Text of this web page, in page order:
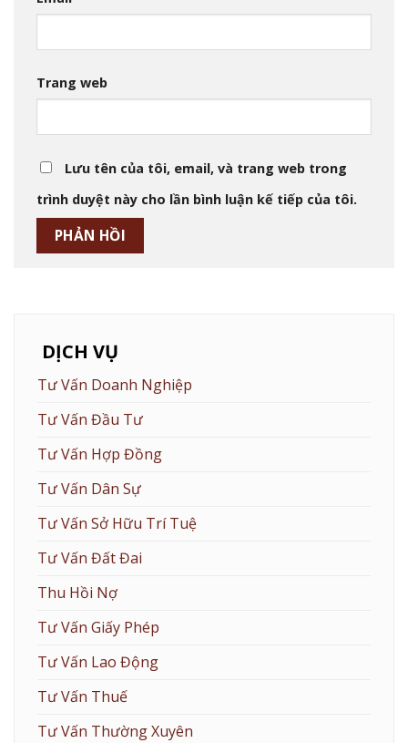
Trang web
Lưu tên của tôi, email, và trang web trong
trình duyệt này cho lần bình luận kế tiếp của tôi.
DỊCH VỤ
Tư Vấn Doanh Nghiệp
Tư Vấn Đầu Tư
Tư Vấn Hợp Đồng
Tư Vấn Dân Sự
Tư Vấn Sở Hữu Trí Tuệ
Tư Vấn Đất Đai
Thu Hồi Nợ
Tư Vấn Giấy Phép
Tư Vấn Lao Động
Tư Vấn Thuế
Tư Vấn Thường Xuyên